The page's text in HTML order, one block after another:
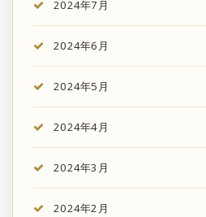
2024年7月
2024年6月
2024年5月
2024年4月
2024年3月
2024年2月